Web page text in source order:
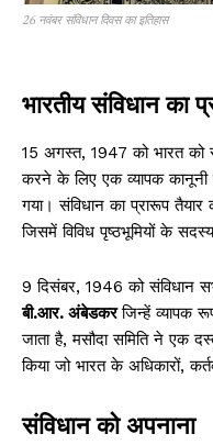
26 नवंबर संविधान दिवस का इतिहास
भारतीय संविधान का
15 अगस्त, 1947 को भारत को
करने के लिए एक व्यापक कानूनी
गया। संविधान का प्रारूप तैयार
जिसमें विविध पृष्ठभूमियों के
9 दिसंबर, 1946 को संविधान
बी.आर. अंबेडकरजिन्हें व्यापक
जाता है, मसौदा समिति ने एक
किया जो भारत के अधिकारों,
संविधान को अपनाना